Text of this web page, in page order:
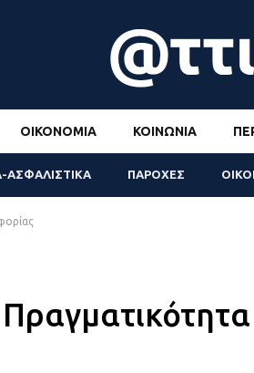
ΟΙΚΟΝΟΜΊΑ ΚΟΙΝΩΝΊΑ
ΑΣΦΑΛΙΣΤΙΚΑ ΠΑΡΟΧΕΣ